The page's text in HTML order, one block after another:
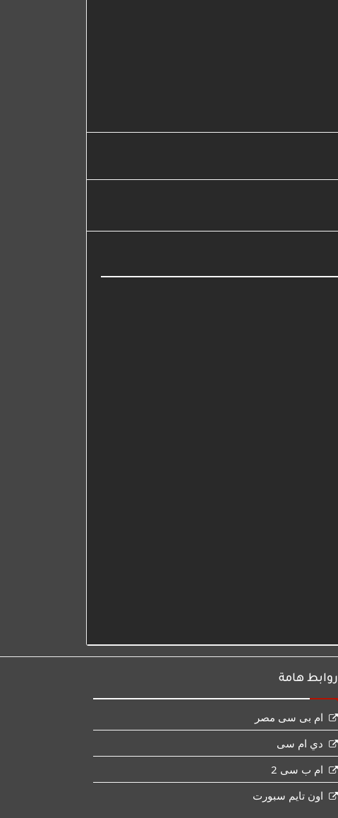
روابط هامة
ام بى سى مصر
دي ام سى
ام ب سى 2
اون تايم سبورت